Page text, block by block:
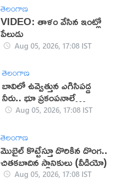
తెలంగాణ
VIDEO: తాళం వేసిన ఇంట్లో
పేలుడు
Aug 05, 2026, 17:08 IST
తెలంగాణ
బావిలో ఉవ్వెత్తున ఎగిసిపడ్డ
నీరు.. భూ ప్రకంపనాలే
కారణమా?
Aug 05, 2026, 17:08 IST
తెలంగాణ
మొబైల్ కొట్టేస్తూ దొరికిన దొంగ..
చితకబాదిన స్థానికులు (వీడియో)
Aug 05, 2026, 17:08 IST